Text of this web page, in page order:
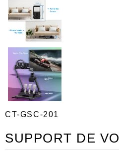
CT-GSC-201
SUPPORT DE